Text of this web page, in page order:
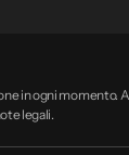
in ogni momento.
legali.